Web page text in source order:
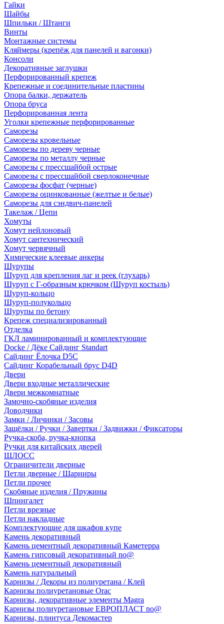
Гайки
Шайбы
Шпильки / Штанги
Винты
Монтажные системы
Кляймеры (крепёж для панелей и вагонки)
Консоли
Декоративные заглушки
Перфорированный крепеж
Крепежные и соединительные пластины
Опора балки, держатель
Опора бруса
Перфорированная лента
Уголки крепежные перфорированные
Саморезы
Саморезы кровельные
Саморезы по дереву черные
Саморезы по металлу черные
Саморезы с прессшайбой острые
Саморезы с прессшайбой сверлоконечные
Саморезы фосфат (черные)
Саморезы оцинкованные (желтые и белые)
Саморезы для сэндвич-панелей
Такелаж / Цепи
Хомуты
Хомут нейлоновый
Хомут сантехнический
Хомут червячный
Химические клеевые анкеры
Шурупы
Шуруп для крепления лаг и реек (глухарь)
Шуруп с Г-образным крючком (Шуруп костыль)
Шуруп-кольцо
Шуруп-полукольцо
Шурупы по бетону
Крепеж специализированный
Отделка
ГКЛ ламинированный и комплектующие
Docke / Дёке Сайдинг Standart
Сайдинг Ёлочка D5C
Сайдинг Корабельный брус D4D
Двери
Двери входные металлические
Двери межкомнатные
Замочно-скобяные изделия
Доводчики
Замки / Личинки / Засовы
Защёлки / Ручки / Завертки / Задвижки / Фиксаторы
Ручка-скоба, ручка-кнопка
Ручки для китайских дверей
ШЛОСС
Ограничители дверные
Петли дверные / Шарниры
Петли прочее
Скобяные изделия / Пружины
Шпингалет
Петли врезные
Петли накладные
Комплектующие для шкафов купе
Камень декоративный
Камень цементный декоративный Каметерра
Камень гипсовый декоративный no@
Камень цементный декоративный
Камень натуральный
Карнизы / Декоры из полиуретана / Клей
Карнизы полиуретановые Orac
Карнизы, декоративные элементы Magra
Карнизы полиуретановые ЕВРОПЛАСТ no@
Карнизы, плинтуса Декомастер